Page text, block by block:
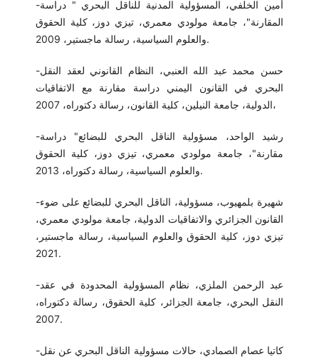
-أمين الخلفي، المسؤولية المدنية للناقل البحري " دراسة
المقارنة"، جامعة مولودي معمري، تيزي دوز، كلية الحقوق
والعلوم السياسية، رسالة ماجستير، 2009.
-حسن محمد عبد الله العنبي، النظام القانوني لعقد النقل
البحري في القانون اليمني دراسة مقارنة مع الاتفاقيات
الدولية، جامعة النيلين، كلية القانون، رسالة دكتوراه، 2007،
-رشيد الواحد، مسؤولية الناقل البحري للبضائع" دراسة
مقارنة"، جامعة مولودي معمري، تيزي دوز، كلية الحقوق
والعلوم السياسية، رسالة دكتوراه، 2013.
-شهيرة بلمهيوب، مسؤولية، الناقل البحري للبضائع على ضوء
القانون الجزائري والاتفاقيات الدولية، جامعة مولودي معمري،
تيزي دوز، كلية الحقوق والعلوم السياسية، رسالة ماجستير،
2021.
-عبد الرحمن الملزي، نظام المسؤولية المحدودة في عقد
النقل البحري، جامعة الجزائر، كلية الحقوق، رسالة دكتوراه،
2007.
-كاتيا عصام الصمادي، حالات مسؤولية الناقل البحري عن نقل